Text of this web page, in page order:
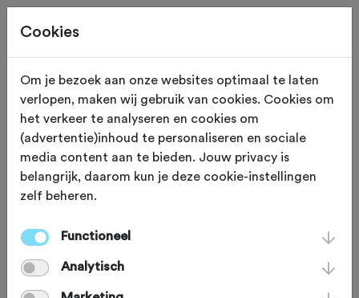
VOEDING Gewijzigd op 16 oktober 2023
Fiets je op snelle of
langzame
koolhydraten?
Bij een duursport als wielrennen en
Cookies
Om je bezoek aan onze websites optimaal te laten
verlopen, maken wij gebruik van cookies. Cookies om
het verkeer te analyseren en cookies om
(advertentie)inhoud te personaliseren en sociale
media content aan te bieden. Jouw privacy is
belangrijk, daarom kun je deze cookie-instellingen
zelf beheren.
Functioneel
Analytisch